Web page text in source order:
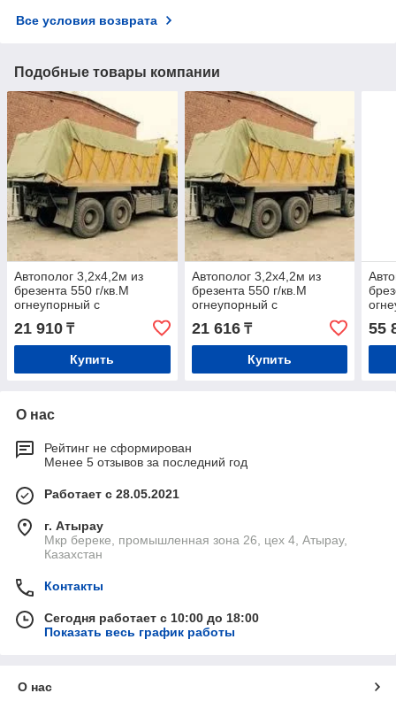
Все условия возврата
Подобные товары компании
Автополог 3,2х4,2м из
брезента 550 г/кв.М
огнеупорный с
отверстиями под трубу
21 910 ₸
Купить
Автополог 3,2х4,2м из
брезента 550 г/кв.М
огнеупорный с
отвестиями под трубу по
21 616₸
Купить
55
О нас
Рейтинг не сформирован
Менее 5 отзывов за последний год
Работает с 28.05.2021
г. Атырау
Мкр береке, промышленная зона 26, цех 4, Атырау,
Казахстан
Контакты
Сегодня работает с 10:00 до 18:00
Показать весь график работы
О нас